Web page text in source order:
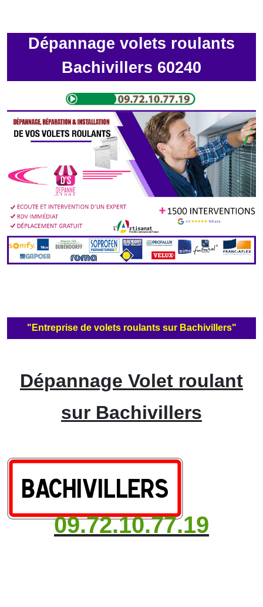
Dépannage volets roulants
Bachivillers 60240
"Entreprise de volets roulants sur Bachivillers"
Dépannage Volet roulant
sur Bachivillers
09.72.10.77.19